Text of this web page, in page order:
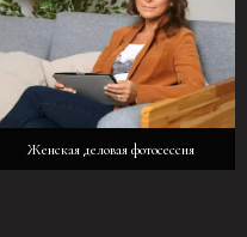
Женская деловая фотосессия